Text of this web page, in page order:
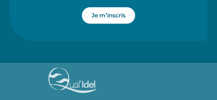
Je m’inscris